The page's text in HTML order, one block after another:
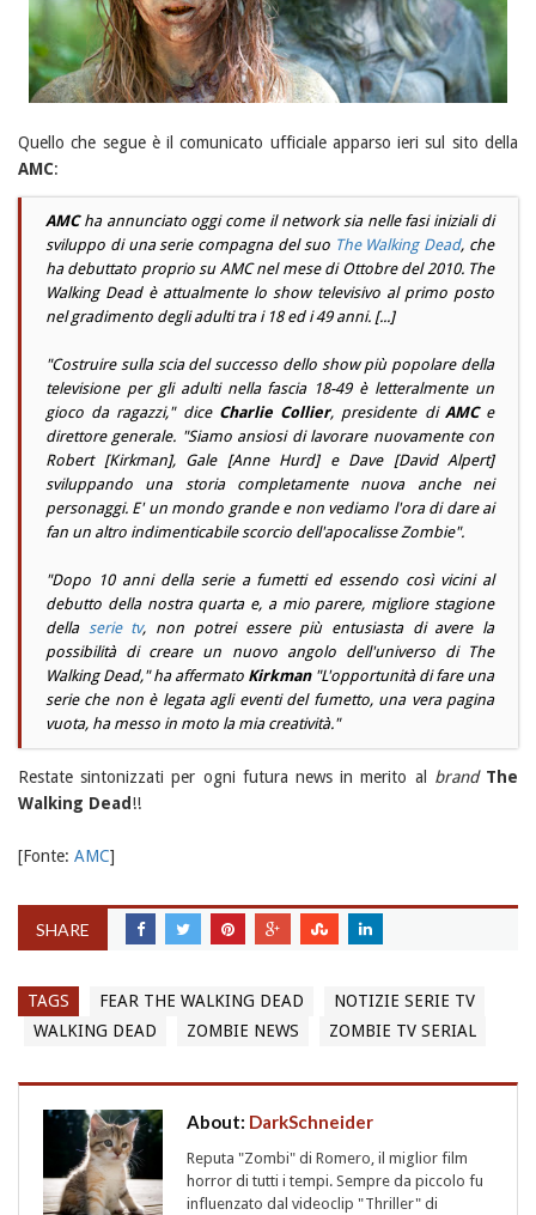
Quello che segue è il comunicato ufficiale apparso ieri sul sito della
AMC:
AMCha annunciato oggi come il networksia nelle fasi iniziali di
sviluppo di una serie compagna del suo The Walking Dead, che
ha debuttato proprio su AMCnel mese di Ottobre del 2010. The
Walking Deadè attualmente lo show televisivo al primo posto
nel gradimento degli adulti tra i 18 ed i 49 anni. [...]
"Costruire sulla scia del successo dello show più popolare della
televisione per gli adulti nella fascia 18-49 è letteralmente un
gioco da ragazzi," dice Charlie Collier, presidente di AMCe
direttore generale. "Siamo ansiosi di lavorare nuovamente con
Robert [Kirkman], Gale [Anne Hurd] e Dave [David Alpert]
sviluppando una storia completamente nuova anche nei
personaggi. E' un mondo grande e non vediamo l'ora di dare ai
fan un altro indimenticabile scorcio dell'apocalisse Zombie".
"Dopo 10 anni della serie a fumetti ed essendo così vicini al
debutto della nostra quarta e, a mio parere, migliore stagione
della serie tv, non potrei essere più entusiasta di avere la
possibilità di creare un nuovo angolo dell'universo di The
Walking Dead," ha affermato Kirkman"L'opportunità di fare una
serie che non è legata agli eventi del fumetto, una vera pagina
vuota, ha messo in moto la mia creatività."
Restate sintonizzati per ogni futura news in merito al brand The
Walking Dead!!
[Fonte: AMC]
SHARE
TAGS FEAR THE WALKING DEAD
NOTIZIE SERIE TV
WALKING DEAD
ZOMBIE NEWS ZOMBIE TV SERIAL
About: DarkSchneider
Reputa "Zombi" di Romero, il miglior film
horror di tutti i tempi. Sempre da piccolo fu
influenzato dal videoclip "Thriller" di